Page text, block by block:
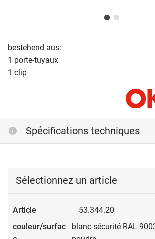
bestehend aus:
1 porte-tuyaux
1 clip
Spécifications techniques
Sélectionnez un article
53.344.20
blanc sécurité RAL